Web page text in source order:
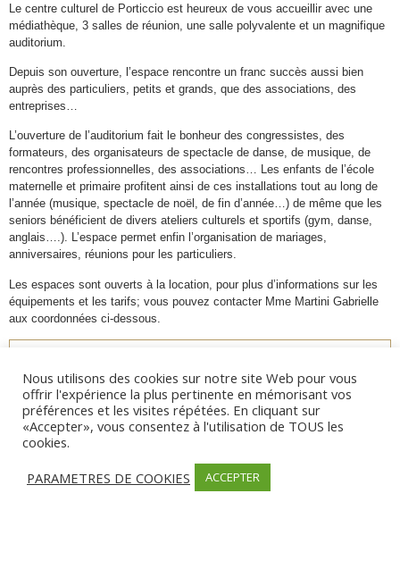
Le centre culturel de Porticcio est heureux de vous accueillir avec une
médiathèque, 3 salles de réunion, une salle polyvalente et un magnifique
auditorium.
Depuis son ouverture, l’espace rencontre un franc succès aussi bien
auprès des particuliers, petits et grands, que des associations, des
entreprises…
L’ouverture de l’auditorium fait le bonheur des congressistes, des
formateurs, des organisateurs de spectacle de danse, de musique, de
rencontres professionnelles, des associations… Les enfants de l’école
maternelle et primaire profitent ainsi de ces installations tout au long de
l’année (musique, spectacle de noël, de fin d’année…) de même que les
seniors bénéficient de divers ateliers culturels et sportifs (gym, danse,
anglais….). L’espace permet enfin l’organisation de mariages,
anniversaires, réunions pour les particuliers.
Les espaces sont ouverts à la location, pour plus d’informations sur les
équipements et les tarifs; vous pouvez contacter Mme Martini Gabrielle
aux coordonnées ci-dessous.
Informations
Culturelle
Boulevard Marie Jeanne Bozzi, Porticcio, Rive-
+33 4 95 25 29 28
https://mairie-grosseto-prugna-
Nous utilisons des cookies sur notre site Web pour vous
offrir l'expérience la plus pertinente en mémorisant vos
préférences et les visites répétées. En cliquant sur
«Accepter», vous consentez à l'utilisation de TOUS les
cookies.
PARAMETRES DE COOKIES
ACCEPTER